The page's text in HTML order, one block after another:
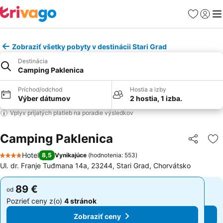
Obľúbené
Zobraziť všetky pobyty v destinácii Stari Grad
Destinácia
Camping Paklenica
Príchod/odchod
Výber dátumov
Hostia a izby
2 hostia, 1 izba.
Vplyv prijatých platieb na poradie výsledkov
Camping Paklenica Zdieľať
4 Počet hviezdičiek
Hotel 8,5 Vynikajúce (hodnotenia: 553)
Ul. dr. Franje Tuđmana 14a, 23244, Stari Grad, Chorvátsko
od 89 €
Pozrieť ceny z(o) 4 stránok
Zobraziť ceny
od 89 €
Pozrieť ceny z(o) 4 stránok
Zobraziť ceny